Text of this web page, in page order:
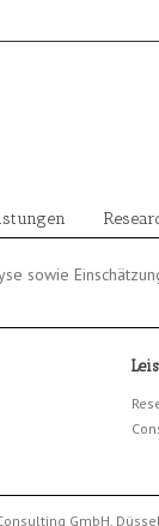
sowie
GmbH,